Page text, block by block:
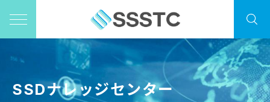
SSDナレッジセンター